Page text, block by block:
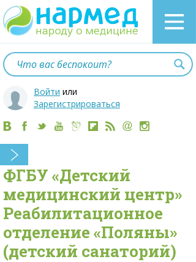
Войти или
Зарегистрироваться
ФГБУ «Детский
медицинский центр»
Реабилитационное
отделение «Поляны»
(детский санаторий)